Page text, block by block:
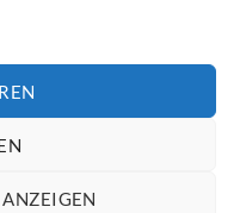
MasterCard
& LIEFERUNG